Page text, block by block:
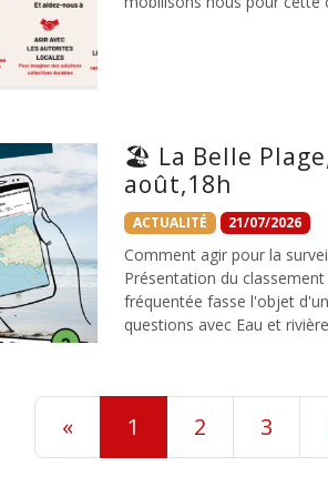
🏖️ La Belle
août,18h
ACTUALITÉ 21/07/2026
Comment agir pour la
Présentation du
fréquentée fasse l'objet
questions avec Eau et
« 1 2 3